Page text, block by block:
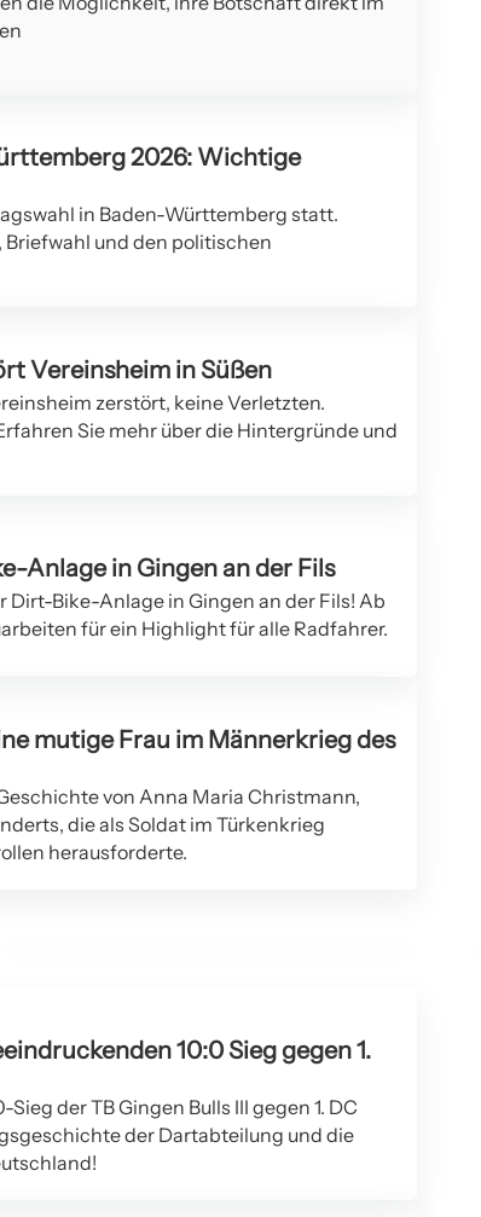
2026: Wichtige
in Baden-Württemberg statt.
Briefwahl und den politischen
Vereinsheim in Süßen
zerstört, keine Verletzten.
Sie mehr über die Hintergründe und
Anlage in Gingen an der Fils
Dirt-Bike-Anlage in Gingen an der Fils! Ab
für ein Highlight für alle Radfahrer.
mutige Frau im Männerkrieg des
von Anna Maria Christmann,
die als Soldat im Türkenkrieg
herausforderte.
19. Februar 2026
Berufsinfoabend beim Polizeirevier
10:0 Sieg gegen 1.
der TB Gingen Bulls III gegen 1. DC
der Dartabteilung und die